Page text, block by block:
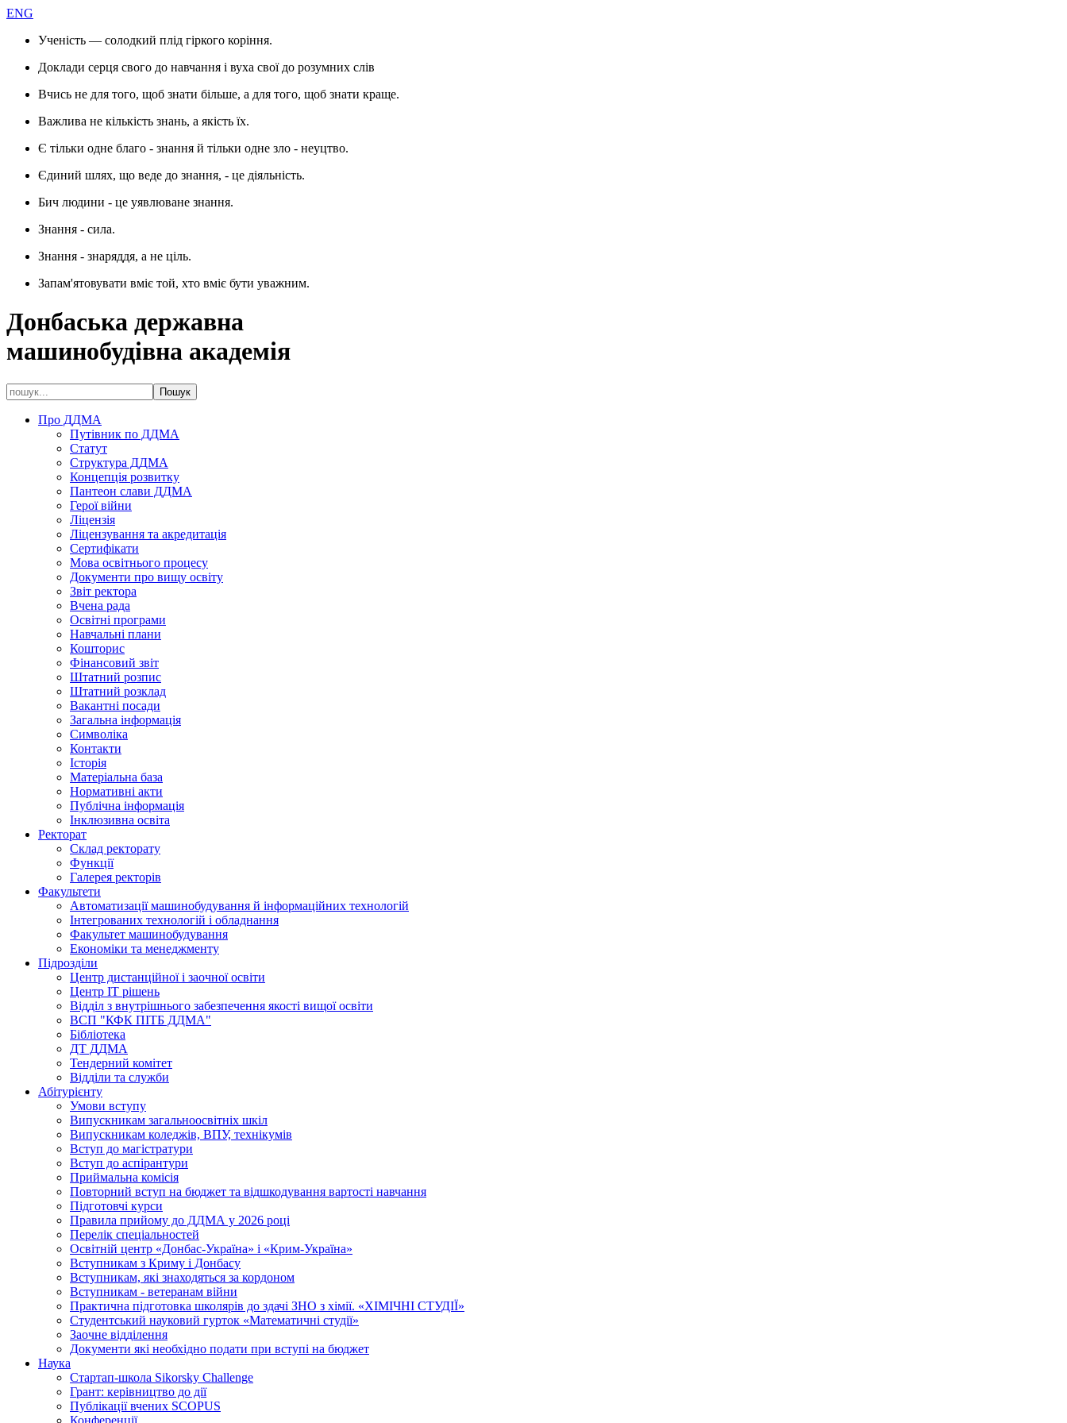
ENG
Ученість — солодкий плід гіркого коріння.
Доклади серця свого до навчання і вуха свої до розумних слів
Вчись не для того, щоб знати більше, а для того, щоб знати краще.
Важлива не кількість знань, а якість їх.
Є тільки одне благо - знання й тільки одне зло - неуцтво.
Єдиний шлях, що веде до знання, - це діяльність.
Бич людини - це уявлюване знання.
Знання - сила.
Знання - знаряддя, а не ціль.
Запам'ятовувати вміє той, хто вміє бути уважним.
Донбаська державна
машинобудівна академія
Про ДДМА
Путівник по ДДМА
Статут
Структура ДДМА
Концепція розвитку
Пантеон слави ДДМА
Герої війни
Ліцензія
Ліцензування та акредитація
Сертифікати
Мова освітнього процесу
Документи про вищу освіту
Звіт ректора
Вчена рада
Освітні програми
Навчальні плани
Кошторис
Фінансовий звіт
Штатний розпис
Штатний розклад
Вакантні посади
Загальна інформація
Символіка
Контакти
Історія
Матеріальна база
Нормативні акти
Публічна інформація
Інклюзивна освіта
Ректорат
Склад ректорату
Функції
Галерея ректорів
Факультети
Автоматизації машинобудування й інформаційних технологій
Інтегрованих технологій і обладнання
Факультет машинобудування
Економіки та менеджменту
Підрозділи
Центр дистанційної і заочної освіти
Центр ІТ рішень
Відділ з внутрішнього забезпечення якості вищої освіти
ВСП "КФК ПІТБ ДДМА"
Бібліотека
ДТ ДДМА
Тендерний комітет
Відділи та служби
Абітурієнту
Умови вступу
Випускникам загальноосвітніх шкіл
Випускникам коледжів, ВПУ, технікумів
Вступ до магістратури
Вступ до аспірантури
Приймальна комісія
Повторний вступ на бюджет та відшкодування вартості навчання
Підготовчі курси
Правила прийому до ДДМА у 2026 році
Перелік спеціальностей
Освітній центр «Донбас-Україна» і «Крим-Україна»
Вступникам з Криму і Донбасу
Вступникам, які знаходяться за кордоном
Вступникам - ветеранам війни
Практична підготовка школярів до здачі ЗНО з хімії. «ХІМІЧНІ СТУДІЇ»
Студентський науковий гурток «Математичні студії»
Заочне відділення
Документи які необхідно подати при вступі на бюджет
Наука
Стартап-школа Sikorsky Challenge
Грант: керівництво до дії
Публікації вчених SCOPUS
Конференції